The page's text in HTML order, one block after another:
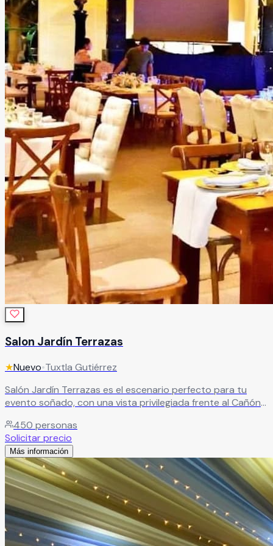
Salon Jardín Terrazas
★Nuevo•Tuxtla Gutiérrez
Salón Jardín Terrazas es el escenario perfecto para tu
evento soñado, con una vista privilegiada frente al Cañón
espacios únicos y una propuesta de gastronomía premium
que elevan cada celebración, creando una experiencia
inolvidable llena de estilo y naturaleza.
450 personas
Solicitar precio
Más información